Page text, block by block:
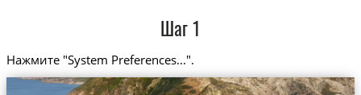
Шаг 1
Нажмите "System Preferences...".